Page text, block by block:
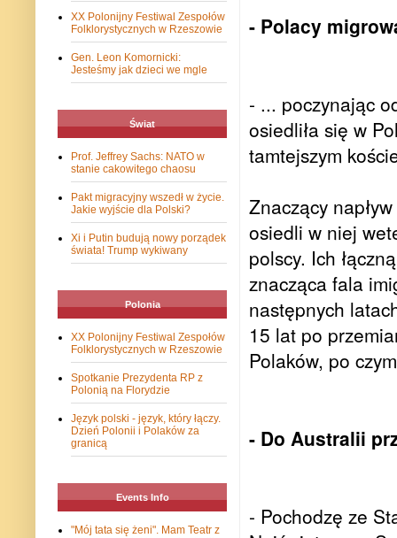
- Polacy
- ... poczynając
osiedliła się w
tamtejszym
Znaczący
osiedli w niej
polscy. Ich
znacząca fala
następnych
15 lat po
Polaków, po
- Do Australii
- Pochodzę ze
XX Polonijny Festiwal Zespołów
Folklorystycznych w Rzeszowie
Gen. Leon Komornicki:
Jesteśmy jak dzieci we mgle
Świat
Prof. Jeffrey Sachs: NATO w
stanie cakowitego chaosu
Pakt migracyjny wszedł w życie.
Jakie wyjście dla Polski?
Xi i Putin budują nowy porządek
świata! Trump wykiwany
Polonia
XX Polonijny Festiwal Zespołów
Folklorystycznych w Rzeszowie
Spotkanie Prezydenta RP z
Polonią na Florydzie
Język polski - język, który łączy.
Dzień Polonii i Polaków za
granicą
Events Info
"Mój tata się żeni". Mam Teatr z